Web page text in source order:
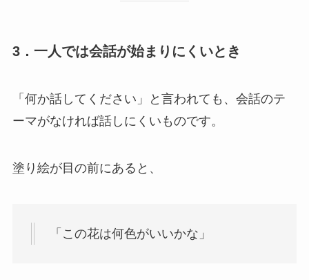
3．一人では会話が始まりにくいとき
「何か話してください」と言われても、会話のテ
ーマがなければ話しにくいものです。
塗り絵が目の前にあると、
「この花は何色がいいかな」